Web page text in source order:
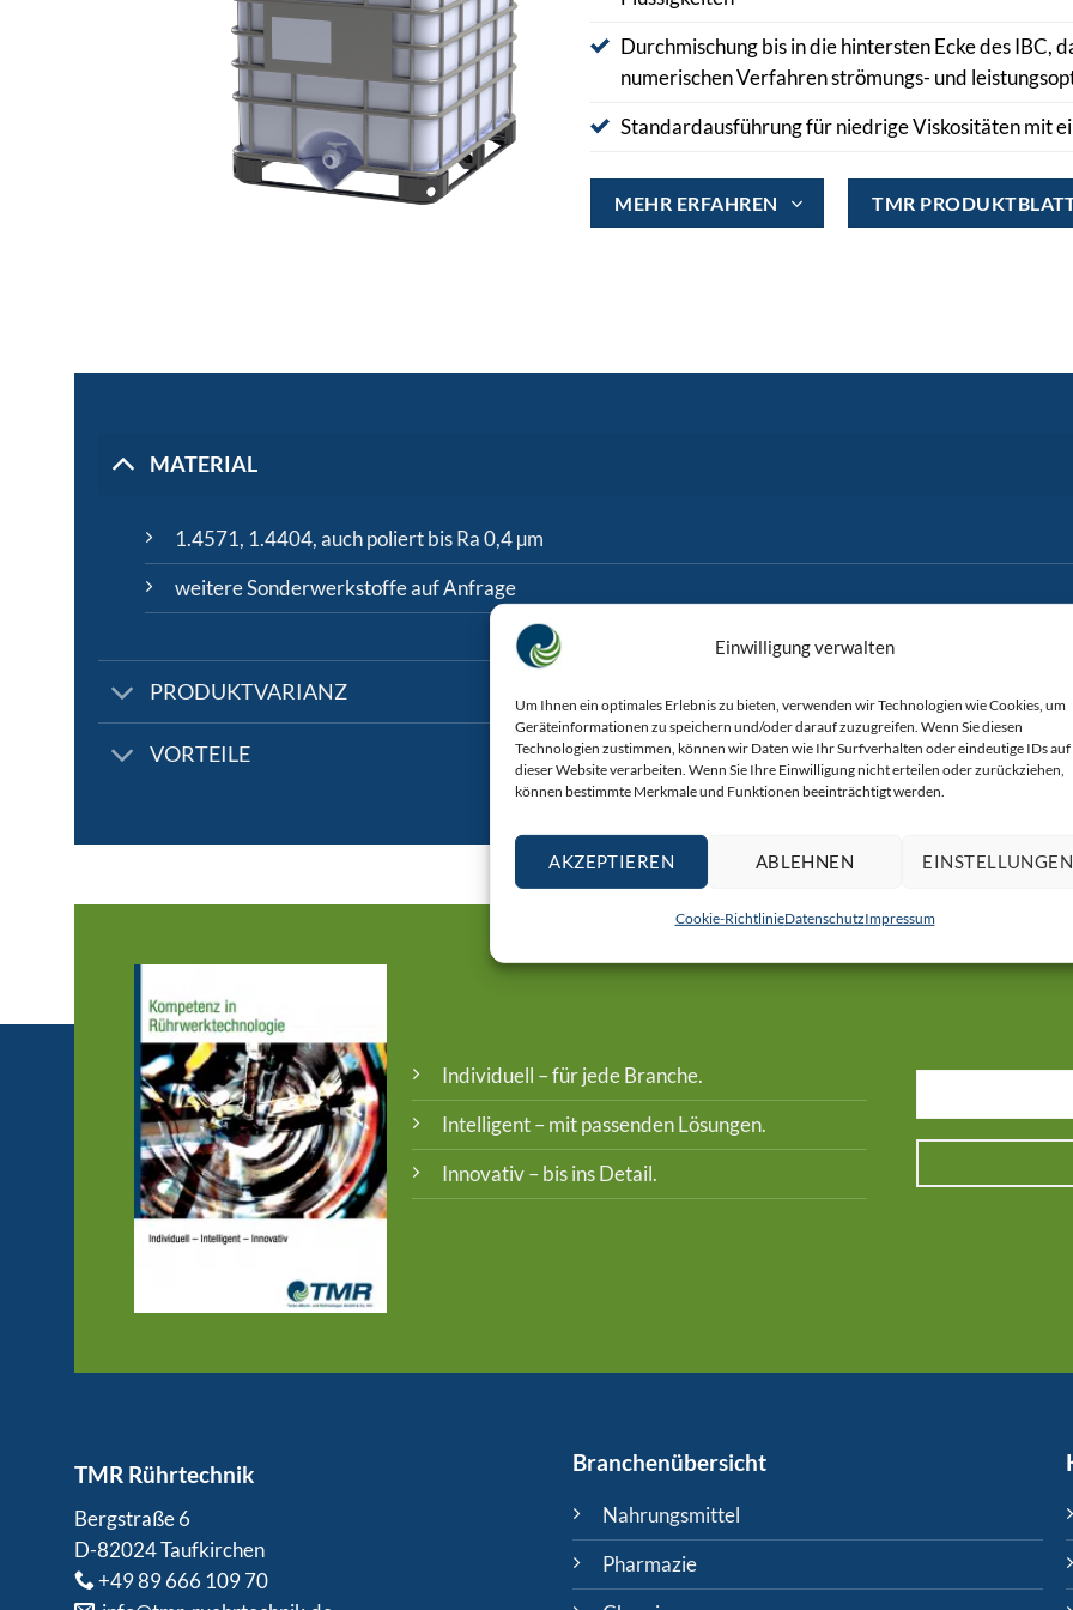
Einwilligung verwalten
Um Ihnen ein optimales Erlebnis zu bieten, verwenden wir Technologien wie Cookies, um
Geräteinformationen zu speichern und/oder darauf zuzugreifen. Wenn Sie diesen
Technologien zustimmen, können wir Daten wie Ihr Surfverhalten oder eindeutige IDs auf
dieser Website verarbeiten. Wenn Sie Ihre Einwilligung nicht erteilen oder zurückziehen,
können bestimmte Merkmale und Funktionen beeinträchtigt werden.
AKZEPTIEREN ABLEHNEN EINSTELLUNGEN
Cookie-RichtlinieDatenschutzImpressum
Durchmischung bis in die hintersten Ecke des IBC,
numerischen Verfahren strömungs- und
Standardausführung für niedrige Viskositäten mit
MEHR ERFAHREN TMR
MATERIAL
1.4571, 1.4404, auch poliert bis Ra 0,4 µm
weitere Sonderwerkstoffe auf Anfrage
PRODUKTVARIANZ
VORTEILE
Individuell – für jede Branche.
Intelligent – mit passenden Lösungen.
Innovativ – bis ins Detail.
TMR Rührtechnik
Bergstraße 6
D-82024 Taufkirchen
+49 89 666 109 70
Branchenübersicht
Nahrungsmittel
Pharmazie